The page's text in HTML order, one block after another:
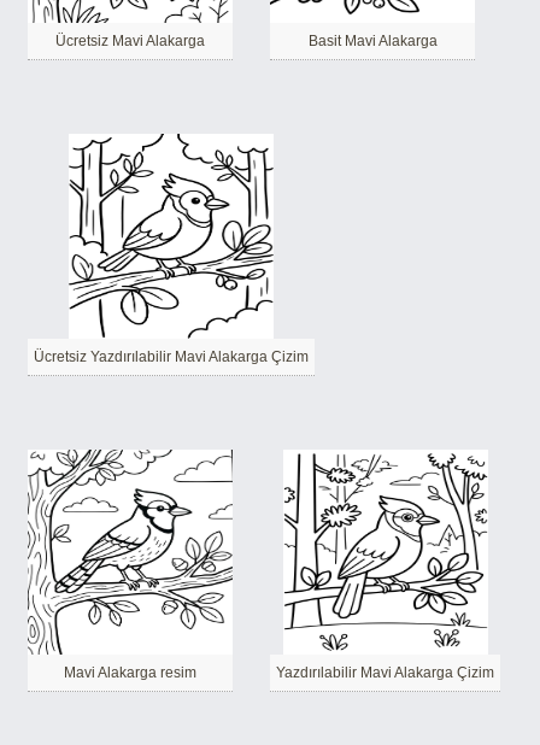
Ücretsiz Mavi Alakarga Basit Mavi Alakarga
Ücretsiz Yazdırılabilir Mavi Alakarga Çizim
Mavi Alakarga resim Yazdırılabilir Mavi Alakarga Çizim